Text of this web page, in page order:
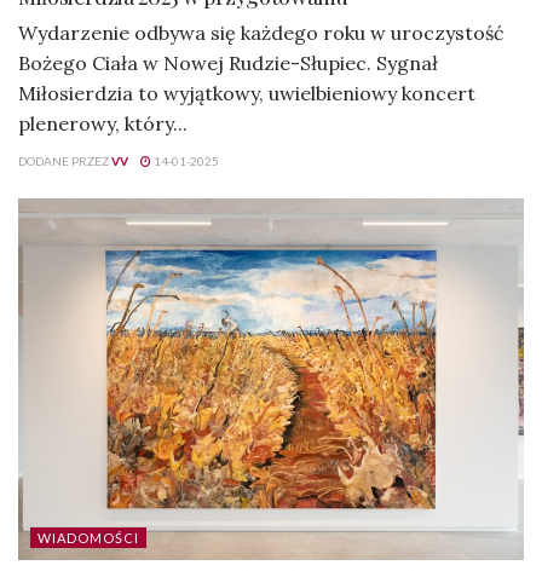
Wydarzenie odbywa się każdego roku w uroczystość
Bożego Ciała w Nowej Rudzie-Słupiec. Sygnał
Miłosierdzia to wyjątkowy, uwielbieniowy koncert
plenerowy, który...
DODANE PRZEZVV 14-01-2025
WIADOMOŚCI